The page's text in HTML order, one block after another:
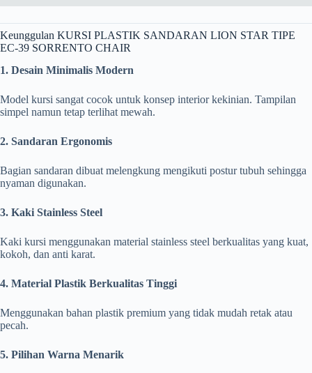
Keunggulan KURSI PLASTIK SANDARAN LION STAR TIPE
EC-39 SORRENTO CHAIR
1. Desain Minimalis Modern
Model kursi sangat cocok untuk konsep interior kekinian. Tampilan
simpel namun tetap terlihat mewah.
2. Sandaran Ergonomis
Bagian sandaran dibuat melengkung mengikuti postur tubuh sehingga
nyaman digunakan.
3. Kaki Stainless Steel
Kaki kursi menggunakan material stainless steel berkualitas yang kuat,
kokoh, dan anti karat.
4. Material Plastik Berkualitas Tinggi
Menggunakan bahan plastik premium yang tidak mudah retak atau
pecah.
5. Pilihan Warna Menarik